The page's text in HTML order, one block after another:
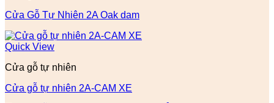
Cửa Gỗ Tự Nhiên 2A Oak dam
Quick View
Cửa gỗ tự nhiên
Cửa gỗ tự nhiên 2A-CAM XE